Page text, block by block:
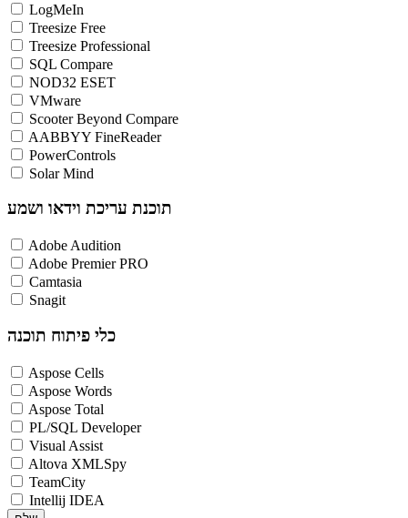
LogMeIn
Treesize Free
Treesize Professional
SQL Compare
NOD32 ESET
VMware
Scooter Beyond Compare
AABBYY FineReader
PowerControls
Solar Mind
תוכנת עריכת וידאו ושמע
Adobe Audition
Adobe Premier PRO
Camtasia
Snagit
כלי פיתוח תוכנה
Aspose Cells
Aspose Words
Aspose Total
PL/SQL Developer
Visual Assist
Altova XMLSpy
TeamCity
Intellij IDEA